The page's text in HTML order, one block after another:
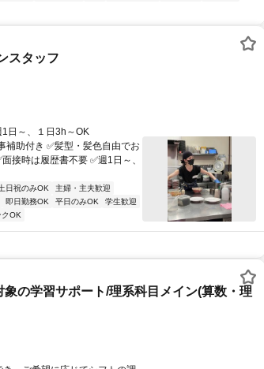
スタッフ
日～、１日3h～OK
補助付き ✅髪型・髪色自由でお
接時は履歴書不要 ✅週1日～、
日祝のみOK
主婦・主夫歓迎
即日勤務OK 平日のみOK
学生歓迎
クOK
象の学習サポート/理系科目メイン(算数・理